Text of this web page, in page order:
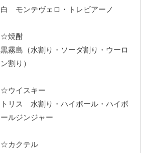
白 モンテヴェロ・トレビアーノ
☆焼酎
黒霧島（水割り・ソーダ割り・ウーロ
ン割り）
☆ウイスキー
トリス 水割り・ハイボール・ハイボ
ールジンジャー
☆カクテル